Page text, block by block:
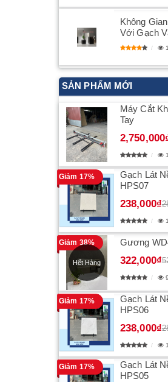
​Không
Với Gạch
SẢN PHẨM MỚI
Máy Cắt
Tay
Gạch Lát
HPS07
238,000₫
Giảm 17%
Gương
322,000₫
Giảm 38%
Hết Hàng
Gạch Lát
HPS06
238,000₫
Giảm 17%
Gạch Lát
HPS05
Giảm 17%